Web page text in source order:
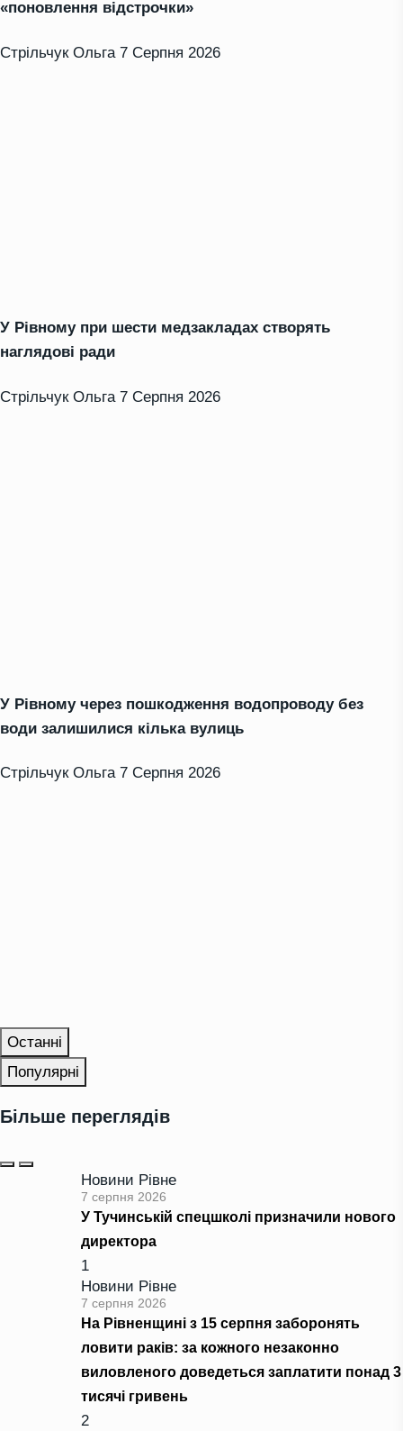
«поновлення відстрочки»
Стрільчук Ольга 7 Серпня 2026
У Рівному при шести медзакладах створять
наглядові ради
Стрільчук Ольга 7 Серпня 2026
У Рівному через пошкодження водопроводу без
води залишилися кілька вулиць
Стрільчук Ольга 7 Серпня 2026
Останні
Популярні
Більше переглядів
Новини Рівне
7 серпня 2026
У Тучинській спецшколі призначили нового
директора
1
Новини Рівне
7 серпня 2026
На Рівненщині з 15 серпня заборонять
ловити раків: за кожного незаконно
виловленого доведеться заплатити понад 3
тисячі гривень
2